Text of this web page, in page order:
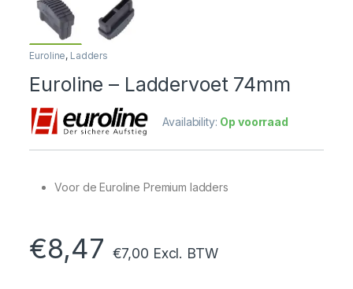
Euroline, Ladders
Euroline – Laddervoet 74mm
Availability: Op voorraad
Voor de Euroline Premium ladders
€8,47 €7,00 Excl. BTW